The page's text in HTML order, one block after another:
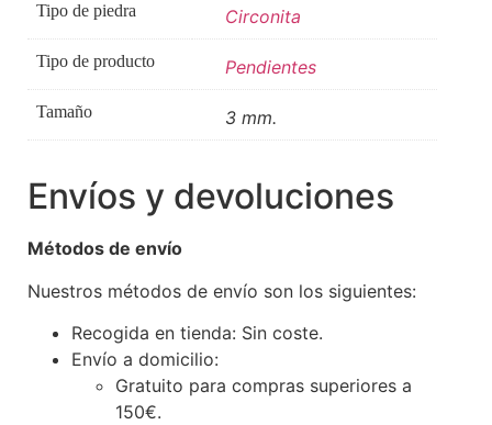
Tipo de piedra Circonita
Tipo de producto Pendientes
Tamaño 3 mm.
Envíos y devoluciones
Métodos de envío
Nuestros métodos de envío son los siguientes:
Recogida en tienda: Sin coste.
Envío a domicilio:
Gratuito para compras superiores a
150€.